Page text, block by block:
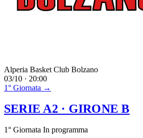
Alperia Basket Club Bolzano
03/10 · 20:00
1° Giornata →
SERIE A2 · GIRONE B
1° Giornata In programma